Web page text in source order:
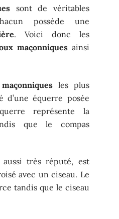
sont de véritables
possède une
. Voici donc les
maçonniquesainsi
les plus
d’une équerre posée
représente la
que le compas
très réputé, est
avec un ciseau. Le
tandis que le ciseau